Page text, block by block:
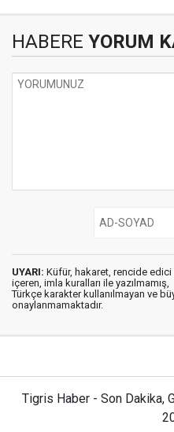
HABERE YORUM
UYARI: Küfür, hakaret, rencide edici
içeren, imla kuralları ile yazılmamış,
Türkçe karakter kullanılmayan ve
onaylanmamaktadır.
Tigris Haber - Son Dakika,